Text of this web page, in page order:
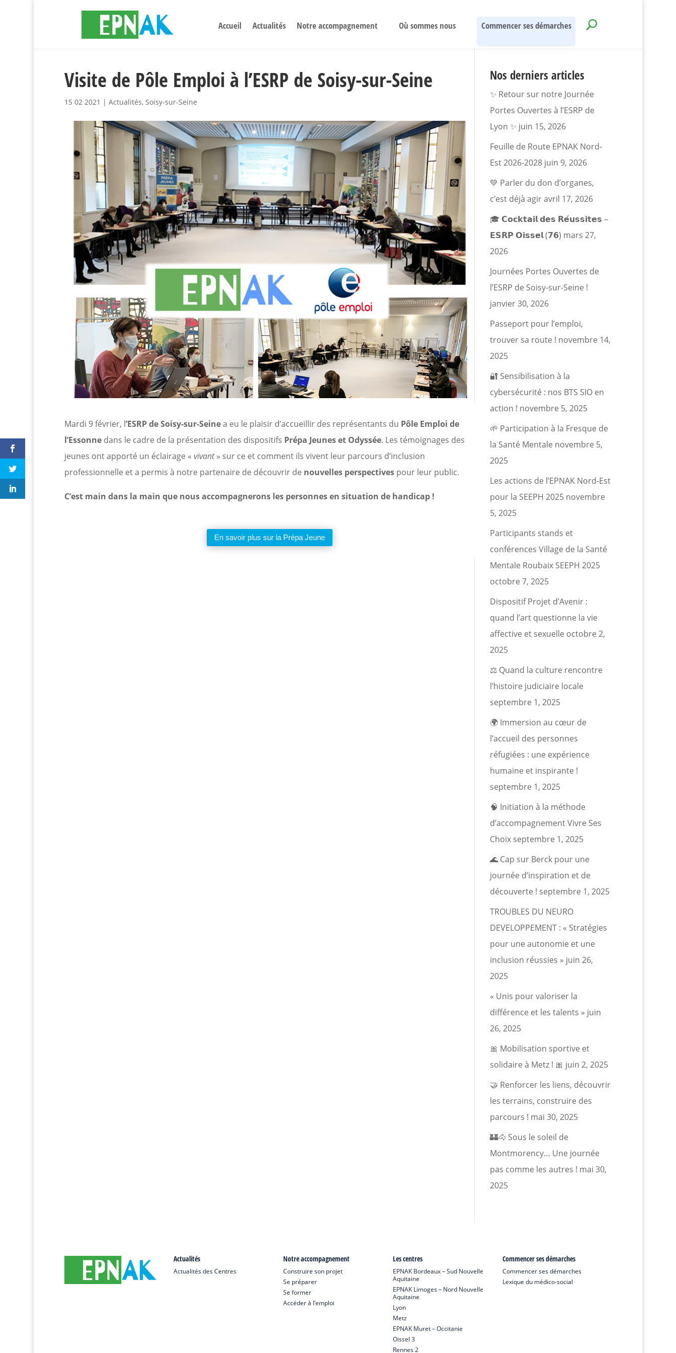
Accueil Actualités Notre accompagnement Où sommes nous Commencer ses démarches
Visite de Pôle Emploi à l’ESRP de Soisy-sur-Seine
15 02 2021 | Actualités, Soisy-sur-Seine
Mardi 9 février, l’ESRP de Soisy-sur-Seinea eu le plaisir d’accueillir des représentants du Pôle Emploi de
l’Essonnedans le cadre de la présentation des dispositifs Prépa Jeunes et Odyssée. Les témoignages des
jeunes ont apporté un éclairage « vivant» sur ce et comment ils vivent leur parcours d’inclusion
professionnelle et a permis à notre partenaire de découvrir de nouvelles perspectivespour leur public.
C’est main dans la main que nous accompagnerons les personnes en situation de handicap !
En savoir plus sur la Prépa Jeune
Nos derniers articles
✨ Retour sur notre Journée
Portes Ouvertes à l’ESRP de
Lyon ✨ juin 15, 2026
Feuille de Route EPNAK Nord-
Est 2026-2028 juin 9, 2026
💚 Parler du don d’organes,
c’est déjà agiravril 17, 2026
🎓 𝗖𝗼𝗰𝗸𝘁𝗮𝗶𝗹 𝗱𝗲𝘀 𝗥𝗲́𝘂𝘀𝘀𝗶𝘁𝗲𝘀 –
𝗘𝗦𝗥𝗣 𝗢𝗶𝘀𝘀𝗲𝗹 (𝟳𝟲) mars 27,
2026
Journées Portes Ouvertes de
l’ESRP de Soisy-sur-Seine !
janvier 30, 2026
Passeport pour l’emploi,
trouver sa route ! novembre 14,
2025
🔐 Sensibilisation à la
cybersécurité : nos BTS SIO en
action ! novembre 5, 2025
🌱 Participation à la Fresque de
la Santé Mentale novembre 5,
2025
Les actions de l’EPNAK Nord-Est
pour la SEEPH 2025 novembre
5, 2025
Participants stands et
conférences Village de la Santé
Mentale Roubaix SEEPH 2025
octobre 7, 2025
Dispositif Projet d’Avenir :
quand l’art questionne la vie
affective et sexuelle octobre 2,
2025
⚖️ Quand la culture rencontre
l’histoire judiciaire locale
septembre 1, 2025
🌍 Immersion au cœur de
l’accueil des personnes
réfugiées : une expérience
humaine et inspirante !
septembre 1, 2025
🧠 Initiation à la méthode
d’accompagnement Vivre Ses
Choix septembre 1, 2025
🌊 Cap sur Berck pour une
journée d’inspiration et de
découverte ! septembre 1, 2025
TROUBLES DU NEURO
DEVELOPPEMENT : « Stratégies
pour une autonomie et une
inclusion réussies » juin 26,
2025
« Unis pour valoriser la
différence et les talents » juin
26, 2025
🎀 Mobilisation sportive et
solidaire à Metz ! 🎀 juin 2, 2025
🤝 Renforcer les liens, découvrir
les terrains, construire des
parcours ! mai 30, 2025
🏰🐴 Sous le soleil de
Montmorency… Une journée
pas comme les autres ! mai 30,
2025
Actualités
Actualités des Centres
Notre accompagnement
Construire son projet
Se préparer
Se former
Accéder à l’emploi
Les centres
EPNAK Bordeaux – Sud Nouvelle
Aquitaine
EPNAK Limoges – Nord Nouvelle
Aquitaine
Lyon
Metz
EPNAK Muret – Occitanie
Oissel 3
Rennes 2
Commencer ses démarches
Commencer ses démarches
Lexique du médico-social